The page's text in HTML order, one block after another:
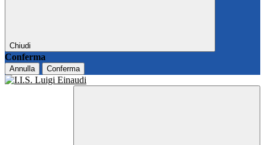
Chiudi
Conferma
Annulla Conferma